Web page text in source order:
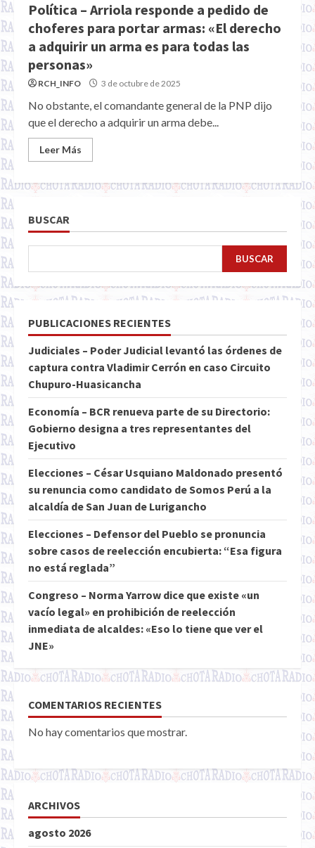
Política – Arriola responde a pedido de
choferes para portar armas: «El derecho
a adquirir un arma es para todas las
personas»
RCH_INFO 3 de octubre de 2025
No obstante, el comandante general de la PNP dijo
que el derecho a adquirir un arma debe...
Leer Más
BUSCAR
BUSCAR
PUBLICACIONES RECIENTES
Judiciales – Poder Judicial levantó las órdenes de
captura contra Vladimir Cerrón en caso Circuito
Chupuro-Huasicancha
Economía – BCR renueva parte de su Directorio:
Gobierno designa a tres representantes del
Ejecutivo
Elecciones – César Usquiano Maldonado presentó
su renuncia como candidato de Somos Perú a la
alcaldía de San Juan de Lurigancho
Elecciones – Defensor del Pueblo se pronuncia
sobre casos de reelección encubierta: “Esa figura
no está reglada”
Congreso – Norma Yarrow dice que existe «un
vacío legal» en prohibición de reelección
inmediata de alcaldes: «Eso lo tiene que ver el
JNE»
COMENTARIOS RECIENTES
No hay comentarios que mostrar.
ARCHIVOS
agosto 2026